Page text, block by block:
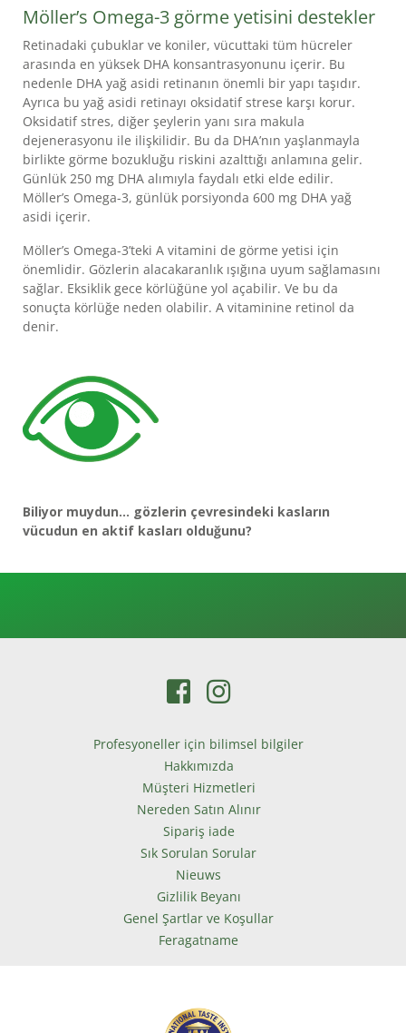
Möller’s Omega-3 görme yetisini destekler
Retinadaki çubuklar ve koniler, vücuttaki tüm hücreler
arasında en yüksek DHA konsantrasyonunu içerir. Bu
nedenle DHA yağ asidi retinanın önemli bir yapı taşıdır.
Ayrıca bu yağ asidi retinayı oksidatif strese karşı korur.
Oksidatif stres, diğer şeylerin yanı sıra makula
dejenerasyonu ile ilişkilidir. Bu da DHA’nın yaşlanmayla
birlikte görme bozukluğu riskini azalttığı anlamına gelir.
Günlük 250 mg DHA alımıyla faydalı etki elde edilir.
Möller’s Omega-3, günlük porsiyonda 600 mg DHA yağ
asidi içerir.
Möller’s Omega-3’teki A vitamini de görme yetisi için
önemlidir. Gözlerin alacakaranlık ışığına uyum sağlamasını
sağlar. Eksiklik gece körlüğüne yol açabilir. Ve bu da
sonuçta körlüğe neden olabilir. A vitaminine retinol da
denir.
Biliyor muydun… gözlerin çevresindeki kasların
vücudun en aktif kasları olduğunu?
Profesyoneller için bilimsel bilgiler
Hakkımızda
Müşteri Hizmetleri
Nereden Satın Alınır
Sipariş iade
Sık Sorulan Sorular
Nieuws
Gizlilik Beyanı
Genel Şartlar ve Koşullar
Feragatname
MORINA
KARACIĞERI
YAĞI
BALIK
YAĞI
ARASINDAKI
FARKLAR
BALIK
YAĞI
SAĞLIKLI
MIDIR?
GÜNCEL
TEKLIFLER
SORULAN
SORULAR